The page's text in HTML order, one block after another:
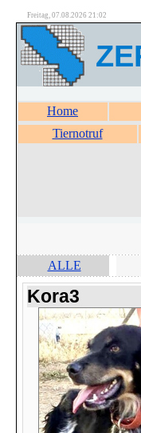
Freitag, 07.08.2026 21:02
Home
Tiernotruf
ALLE
Kora3